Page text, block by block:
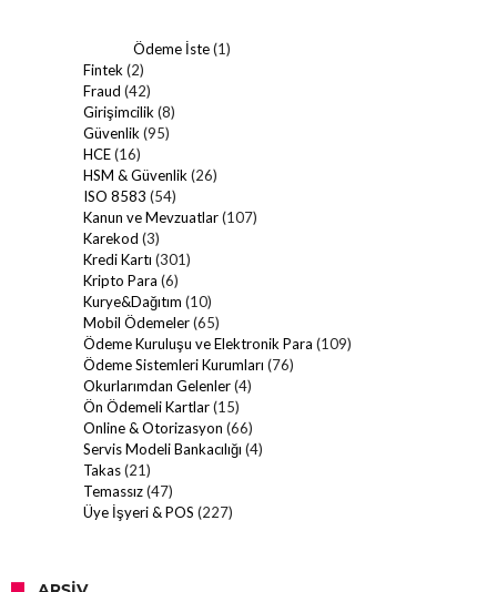
Ödeme İste(1)
Fintek (2)
Fraud (42)
Girişimcilik (8)
Güvenlik (95)
HCE(16)
HSM & Güvenlik (26)
ISO 8583 (54)
Kanun ve Mevzuatlar(107)
Karekod (3)
Kredi Kartı (301)
Kripto Para (6)
Kurye&Dağıtım (10)
Mobil Ödemeler(65)
Ödeme Kuruluşu ve Elektronik Para (109)
Ödeme Sistemleri Kurumları (76)
Okurlarımdan Gelenler(4)
Ön Ödemeli Kartlar(15)
Online & Otorizasyon (66)
Servis Modeli Bankacılığı (4)
Takas(21)
Temassız(47)
Üye İşyeri & POS (227)